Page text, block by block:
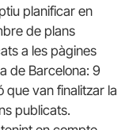
planificar en
de plans
a les pàgines
de Barcelona: 9
que van finalitzar la
publicats.